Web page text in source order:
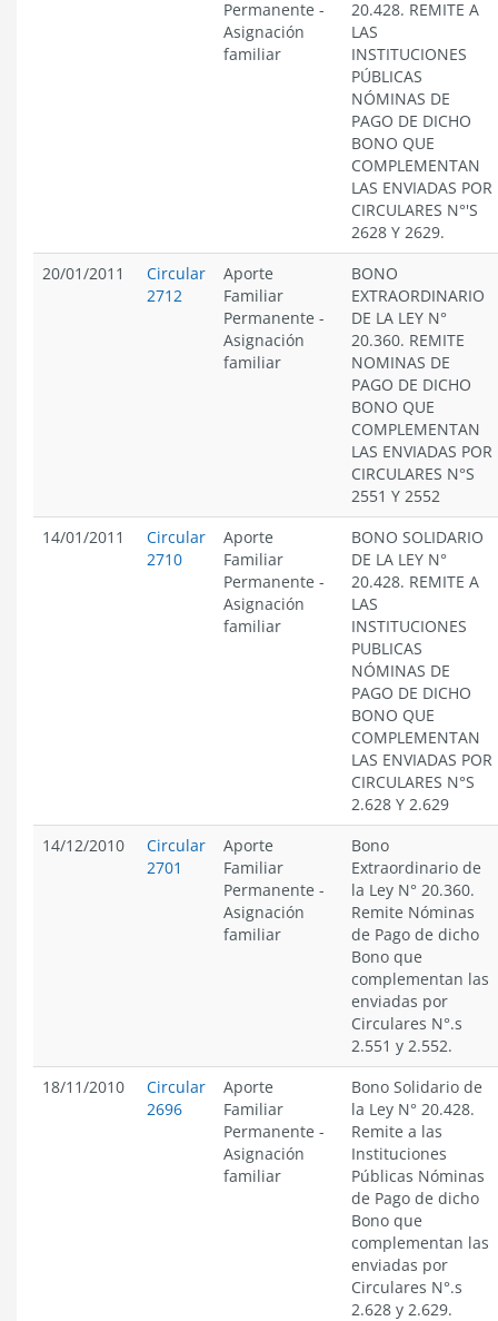
Permanente -
Asignación
familiar
20.428. REMITE A
LAS
INSTITUCIONES
PÚBLICAS
NÓMINAS DE
PAGO DE DICHO
BONO QUE
COMPLEMENTAN
LAS ENVIADAS POR
CIRCULARES N°'S
2628 Y 2629.
20/01/2011
Circular
2712
Aporte
Familiar
Permanente -
Asignación
familiar
BONO
EXTRAORDINARIO
DE LA LEY N°
20.360. REMITE
NOMINAS DE
PAGO DE DICHO
BONO QUE
COMPLEMENTAN
LAS ENVIADAS POR
CIRCULARES N°S
2551 Y 2552
14/01/2011
Circular
2710
Aporte
Familiar
Permanente -
Asignación
familiar
BONO SOLIDARIO
DE LA LEY N°
20.428. REMITE A
LAS
INSTITUCIONES
PUBLICAS
NÓMINAS DE
PAGO DE DICHO
BONO QUE
COMPLEMENTAN
LAS ENVIADAS POR
CIRCULARES N°S
2.628 Y 2.629
14/12/2010
Circular
2701
Aporte
Familiar
Permanente -
Asignación
familiar
Bono
Extraordinario de
la Ley N° 20.360.
Remite Nóminas
de Pago de dicho
Bono que
complementan las
enviadas por
Circulares N°.s
2.551 y 2.552.
18/11/2010
Circular
2696
Aporte
Familiar
Permanente -
Asignación
familiar
Bono Solidario de
la Ley N° 20.428.
Remite a las
Instituciones
Públicas Nóminas
de Pago de dicho
Bono que
complementan las
enviadas por
Circulares N°.s
2.628 y 2.629.